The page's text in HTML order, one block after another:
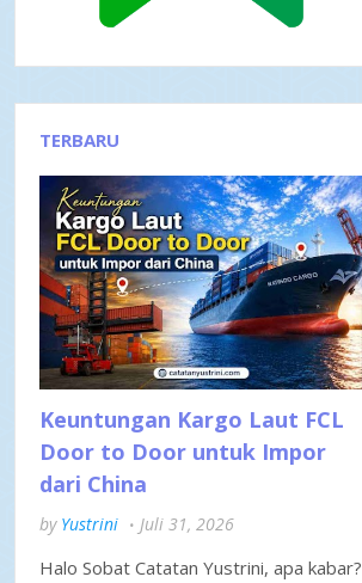
TERBARU
Keuntungan Kargo Laut FCL
Door to Door untuk Impor
dari China
by Yustrini Juli 31, 2026
Halo Sobat Catatan Yustrini, apa kabar?